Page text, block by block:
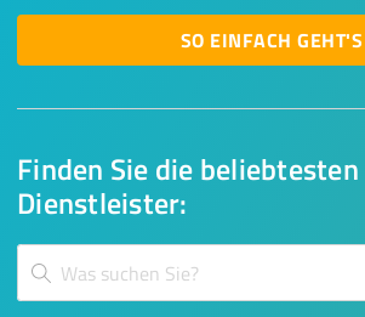
Finden Sie die beliebtesten
Dienstleister:
SO EINFACH GEHT'S